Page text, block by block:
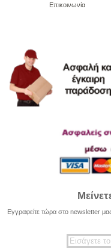
Επικοινωνία
Εγγραφείτε τώρα στο newsletter μας